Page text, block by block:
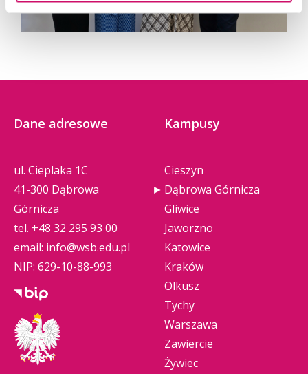
Dane adresowe
ul. Cieplaka 1C
41-300 Dąbrowa
Górnicza
tel. +48 32 295 93 00
email: info@wsb.edu.pl
NIP: 629-10-88-993
Kampusy
Cieszyn
Dąbrowa Górnicza
Gliwice
Jaworzno
Katowice
Kraków
Olkusz
Tychy
Warszawa
Zawiercie
Żywiec